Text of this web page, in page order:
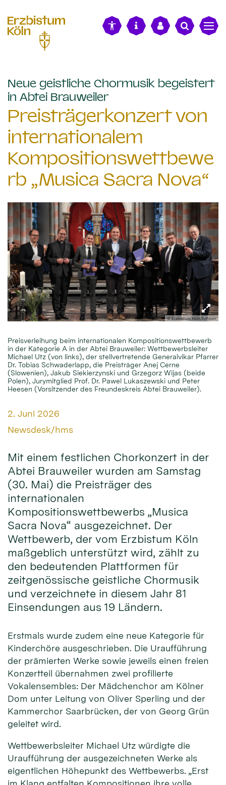
Neue geistliche Chormusik begeistert
in Abtei Brauweiler:
Preisträgerkonzert von
internationalem
Kompositionswettbewe
rb „Musica Sacra Nova“
© Erzbistum Köln/Schoon
Preisverleihung beim internationalen Kompositionswettbewerb
in der Kategorie A in der Abtei Brauweiler: Wettbewerbsleiter
Michael Utz (von links), der stellvertretende Generalvikar Pfarrer
Dr. Tobias Schwaderlapp, die Preisträger Anej Cerne
(Slowenien), Jakub Siekierzynski und Grzegorz Wijas (beide
Polen), Jurymitglied Prof. Dr. Pawel Lukaszewski und Peter
Heesen (Vorsitzender des Freundeskreis Abtei Brauweiler).
Datum:
2. Juni 2026
Von:
Newsdesk/hms
Mit einem festlichen Chorkonzert in der
Abtei Brauweiler wurden am Samstag
(30. Mai) die Preisträger des
internationalen
Kompositionswettbewerbs „Musica
Sacra Nova“ ausgezeichnet. Der
Wettbewerb, der vom Erzbistum Köln
maßgeblich unterstützt wird, zählt zu
den bedeutenden Plattformen für
zeitgenössische geistliche Chormusik
und verzeichnete in diesem Jahr 81
Einsendungen aus 19 Ländern.
Erstmals wurde zudem eine neue Kategorie für
Kinderchöre ausgeschrieben. Die Uraufführung
der prämierten Werke sowie jeweils einen freien
Konzertteil übernahmen zwei profilierte
Vokalensembles: Der Mädchenchor am Kölner
Dom unter Leitung von Oliver Sperling und der
Kammerchor Saarbrücken, der von Georg Grün
geleitet wird.
Wettbewerbsleiter Michael Utz würdigte die
Uraufführung der ausgezeichneten Werke als
eigentlichen Höhepunkt des Wettbewerbs. „Erst